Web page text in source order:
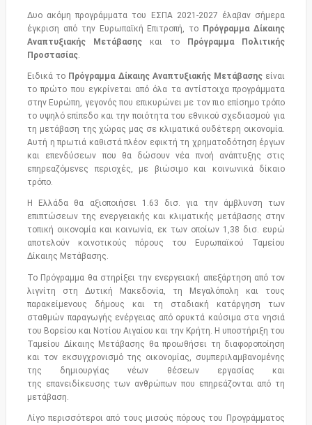
Δυο ακόμη προγράμματα του ΕΣΠΑ 2021-2027 έλαβαν σήμερα
έγκριση από την Ευρωπαϊκή Επιτροπή, το Πρόγραμμα Δίκαιης
Αναπτυξιακής Μετάβασης και το
Πρόγραμμα Πολιτικής
Προστασίας.
Ειδικά το Πρόγραμμα Δίκαιης Αναπτυξιακής Μετάβασηςείναι
το πρώτο που εγκρίνεται από όλα τα αντίστοιχα προγράμματα
στην Ευρώπη, γεγονός που επικυρώνει με τον πιο επίσημο τρόπο
το υψηλό επίπεδο και την ποιότητα του εθνικού σχεδιασμού για
τη μετάβαση της χώρας μας σε κλιματικά ουδέτερη οικονομία.
Αυτή η πρωτιά καθιστά πλέον εφικτή τη χρηματοδότηση έργων
και επενδύσεων που θα δώσουν νέα πνοή ανάπτυξης στις
επηρεαζόμενες περιοχές, με βιώσιμο και κοινωνικά δίκαιο
τρόπο.
Η Ελλάδα θα αξιοποιήσει 1.63 δισ. για την άμβλυνση των
επιπτώσεων της ενεργειακής και κλιματικής μετάβασης στην
τοπική οικονομία και κοινωνία, εκ των οποίων 1,38 δισ. ευρώ
αποτελούν κοινοτικούς πόρους του Ευρωπαϊκού Ταμείου
Δίκαιης Μετάβασης.
Το Πρόγραμμα θα στηρίξει την ενεργειακή απεξάρτηση από τον
λιγνίτη στη Δυτική Μακεδονία, τη Μεγαλόπολη και τους
παρακείμενους δήμους και τη σταδιακή κατάργηση των
σταθμών παραγωγής ενέργειας από ορυκτά καύσιμα στα νησιά
του Βορείου και Νοτίου Αιγαίου και την Κρήτη. Η υποστήριξη του
Ταμείου Δίκαιης Μετάβασης θα προωθήσει τη διαφοροποίηση
και τον εκσυγχρονισμό της οικονομίας, συμπεριλαμβανομένης
της δημιουργίας νέων θέσεων εργασίας και
της επανειδίκευσης των ανθρώπων που επηρεάζονται από τη
μετάβαση.
Λίγο περισσότεροι από τους μισούς πόρους του Προγράμματος